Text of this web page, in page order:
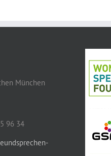
München
96 34